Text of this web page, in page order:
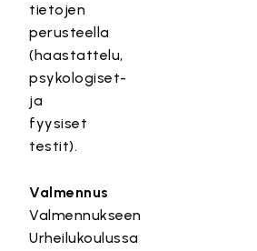
tietojen
perusteella
(haastattelu,
psykologiset-
ja
fyysiset
testit).
Valmennus
Valmennukseen
Urheilukoulussa